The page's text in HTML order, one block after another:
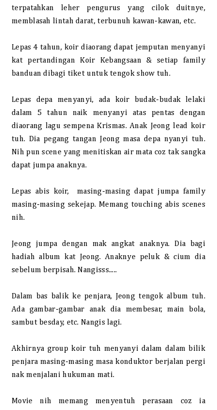
terpatahkan leher pengurus yang cilok duitnye,
memblasah lintah darat, terbunuh kawan-kawan, etc.
Lepas 4 tahun, koir diaorang dapat jemputan menyanyi
kat pertandingan Koir Kebangsaan & setiap family
banduan dibagi tiket untuk tengok show tuh.
Lepas depa menyanyi, ada koir budak-budak lelaki
dalam 5 tahun naik menyanyi atas pentas dengan
diaorang lagu sempena Krismas. Anak Jeong lead koir
tuh. Dia pegang tangan Jeong masa depa nyanyi tuh.
Nih pun scene yang menitiskan air mata coz tak sangka
dapat jumpa anaknya.
Lepas abis koir, masing-masing dapat jumpa family
masing-masing sekejap. Memang touching abis scenes
nih.
Jeong jumpa dengan mak angkat anaknya. Dia bagi
hadiah album kat Jeong. Anaknye peluk & cium dia
sebelum berpisah. Nangisss.....
Dalam bas balik ke penjara, Jeong tengok album tuh.
Ada gambar-gambar anak dia membesar, main bola,
sambut besday, etc. Nangis lagi.
Akhirnya group koir tuh menyanyi dalam dalam bilik
penjara masing-masing masa konduktor berjalan pergi
nak menjalani hukuman mati.
Movie nih memang menyentuh perasaan coz ia